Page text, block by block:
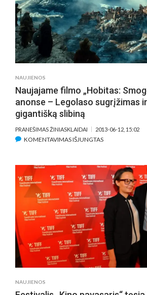
NAUJIENOS
Naujajame filmo „Hobitas:
anonse – Legolaso sugrįžimas
gigantišką slibiną
PRANEŠIMAS ŽINIASKLAIDAI 2013-06-12, 15:02
KOMENTAVIMAS IŠJUNGTASĮRAŠE
„HOBITAS:
SMOGO
DYKYNĖ“
ANONSE
–
LEGOLASO
SUGRĮŽIMAS
IR
ŽVILGSNIS
Į
NAUJIENOS